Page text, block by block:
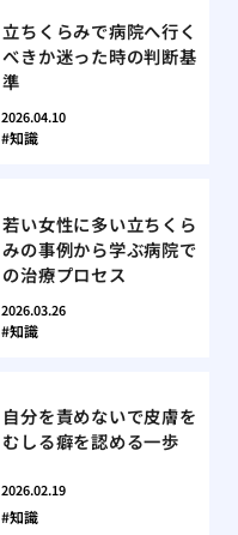
立ちくらみで病院へ行く
べきか迷った時の判断基
準
2026.04.10
知識
若い女性に多い立ちくら
みの事例から学ぶ病院で
の治療プロセス
2026.03.26
知識
自分を責めないで皮膚を
むしる癖を認める一歩
2026.02.19
知識